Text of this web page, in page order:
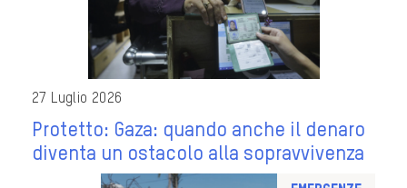
27 Luglio 2026
Protetto: Gaza: quando anche il denaro
diventa un ostacolo alla sopravvivenza